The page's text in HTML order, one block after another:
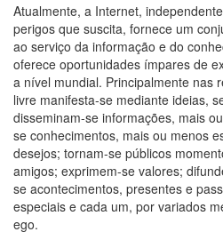
Atualmente, a Internet,
perigos que suscita, fornece um
ao serviço da informação e do
oferece oportunidades ímpares de
a nível mundial. Principalmente nas
livre manifesta-se mediante ideias,
disseminam-se informações, mais
se conhecimentos, mais ou menos
desejos; tornam-se públicos
amigos; exprimem-se valores;
se acontecimentos, presentes e
especiais e cada um, por variados
ego.